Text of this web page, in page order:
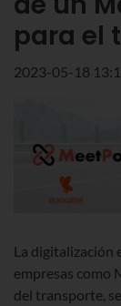
para el
2023-05-18
La digitalización
empresas como
del transporte,